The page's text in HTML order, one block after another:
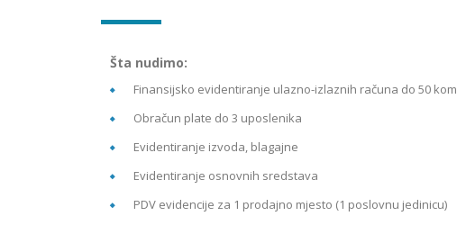
Šta nudimo:
Finansijsko evidentiranje ulazno-izlaznih računa do 50 kom
Obračun plate do 3 uposlenika
Evidentiranje izvoda, blagajne
Evidentiranje osnovnih sredstava
PDV evidencije za 1 prodajno mjesto (1 poslovnu jedinicu)